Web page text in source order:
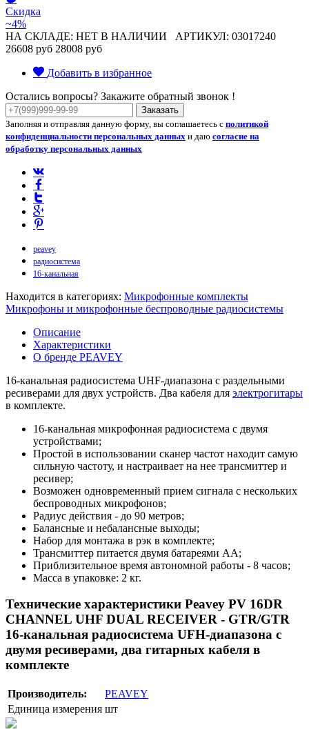
Скидка
~4%
НА СКЛАДЕ: НЕТ В НАЛИЧИИ АРТИКУЛ: 03017240
26608 руб 28008 руб
Добавить в избранное
Остались вопросы? Закажите обратный звонок !
Заказать
Заполняя и отправляя данную форму, вы соглашаетесь с политикой
конфиденциальности персональных данных и даю согласие на
обработку персональных данных
peavey
радиосистема
16-канальная
Находится в категориях: Микрофонные комплекты
Микрофоны и микрофонные беспроводные радиосистемы
Описание
Характеристики
О бренде PEAVEY
16-канальная радиосистема UHF-диапазона с раздельными
ресиверами для двух устройств. Два кабеля для электрогитары
в комплекте.
16-канальная микрофонная радиосистема с двумя
устройствами;
Простой в использовании сканер частот находит самую
сильную частоту, и настраивает на нее трансмиттер и
ресивер;
Возможен одновременный прием сигнала с нескольких
беспроводных микрофонов;
Радиус действия - до 90 метров;
Балансные и небалансные выходы;
Набор для монтажа в рэк в комплекте;
Трансмиттер питается двумя батареями АА;
Приблизительное время автономной работы - 8 часов;
Масса в упаковке: 2 кг.
Технические характеристики Peavey PV 16DR
CHANNEL UHF DUAL RECEIVER - GTR/GTR
16-канальная радиосистема UFH-диапазона с
двумя ресиверами, два гитарных кабеля в
комплекте
Производитель:
PEAVEY
Единица измерения шт